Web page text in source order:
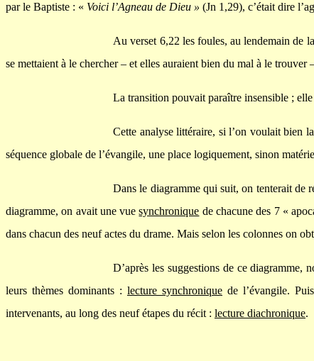
par le Baptiste : « Voici l’Agneau de Dieu » (Jn 1,29), c’était dire
Au verset 6,22 les foules, au lendemain de
se mettaient à le chercher – et elles auraient bien du mal à le
La transition pouvait paraître insensible ;
Cette analyse littéraire, si l’on voulait bien
séquence globale de l’évangile, une place logiquement, sinon
Dans le diagramme qui suit, on tenterait de
diagramme, on avait une vuesynchronique de chacune des 7 «
dans chacun des neuf actes du drame. Mais selon les colonnes on
D’après les suggestions de ce diagramme,
leurs thèmes dominants : lecture synchronique de l’évangile.
intervenants, au long des neuf étapes du récit : lecture diachronique.